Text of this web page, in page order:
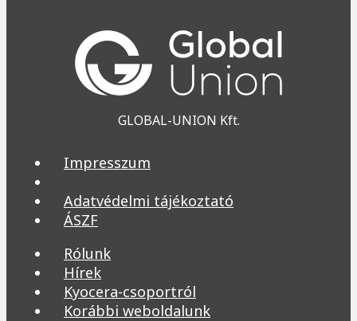
GLOBAL-UNION Kft.
Impresszum
Adatvédelmi tájékoztató
ÁSZF
Rólunk
Hírek
Kyocera-csoportról
Korábbi weboldalunk